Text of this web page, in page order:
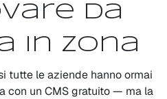
da
in zona
tutte le aziende hanno ormai
con un CMS gratuito — ma la